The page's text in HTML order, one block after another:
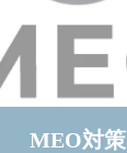
MEO対策